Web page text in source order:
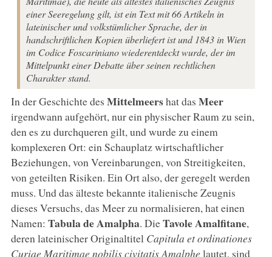
einer Seeregelung gilt, ist ein Text mit 66 Artikeln in
lateinischer und volkstümlicher Sprache, der in
handschriftlichen Kopien überliefert ist und 1843 in Wien
im Codice Foscariniano wiederentdeckt wurde, der im
Mittelpunkt einer Debatte über seinen rechtlichen
Charakter stand.
In der Geschichte des Mittelmeershat das Meer
irgendwann aufgehört, nur ein physischer Raum zu sein,
den es zu durchqueren gilt, und wurde zu einem
komplexeren Ort: ein Schauplatz wirtschaftlicher
Beziehungen, von Vereinbarungen, von Streitigkeiten,
von geteilten Risiken. Ein Ort also, der geregelt werden
muss. Und das älteste bekannte italienische Zeugnis
dieses Versuchs, das Meer zu normalisieren, hat einen
Namen: Tabula de Amalpha. DieTavole Amalfitane,
deren lateinischer Originaltitel Capitula et ordinationes
Curiae Maritimae nobilis civitatis Amalphelautet, sind